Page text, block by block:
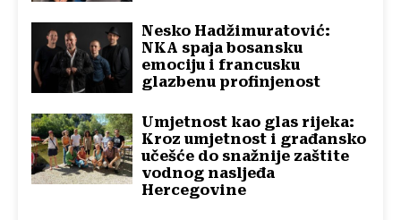
Nesko Hadžimuratović:
NKA spaja bosansku
emociju i francusku
glazbenu profinjenost
Umjetnost kao glas rijeka:
Kroz umjetnost i građansko
učešće do snažnije zaštite
vodnog nasljeđa
Hercegovine